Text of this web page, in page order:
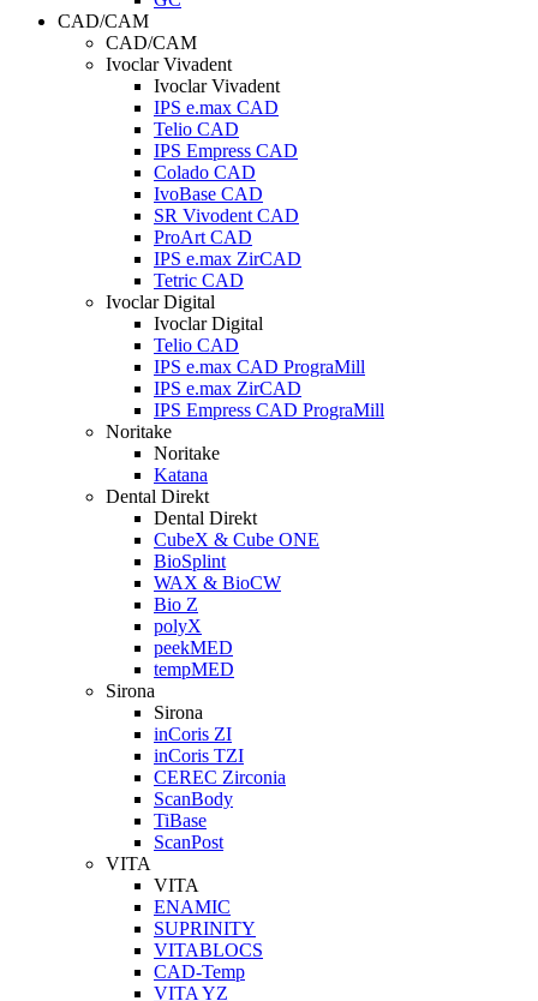
CAD/CAM
CAD/CAM
Ivoclar Vivadent
Ivoclar Vivadent
IPS e.max CAD
Telio CAD
IPS Empress CAD
Colado CAD
IvoBase CAD
SR Vivodent CAD
ProArt CAD
IPS e.max ZirCAD
Tetric CAD
Ivoclar Digital
Ivoclar Digital
Telio CAD
IPS e.max CAD PrograMill
IPS e.max ZirCAD
IPS Empress CAD PrograMill
Noritake
Noritake
Katana
Dental Direkt
Dental Direkt
CubeX & Cube ONE
BioSplint
WAX & BioCW
Bio Z
polyX
peekMED
tempMED
Sirona
Sirona
inCoris ZI
inCoris TZI
CEREC Zirconia
ScanBody
TiBase
ScanPost
VITA
VITA
ENAMIC
SUPRINITY
VITABLOCS
CAD-Temp
VITA YZ